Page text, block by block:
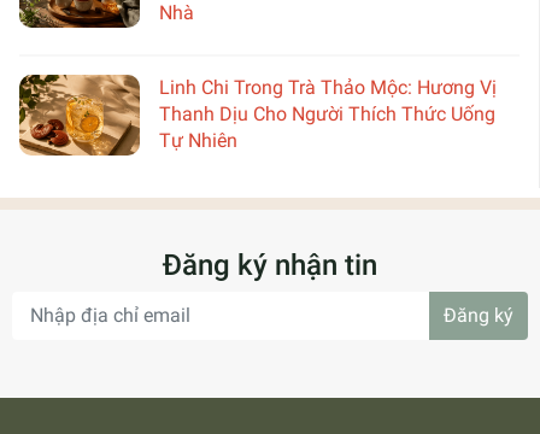
Nhà
Linh Chi Trong Trà Thảo Mộc: Hương Vị
Thanh Dịu Cho Người Thích Thức Uống
Tự Nhiên
Đăng ký nhận tin
Đăng ký